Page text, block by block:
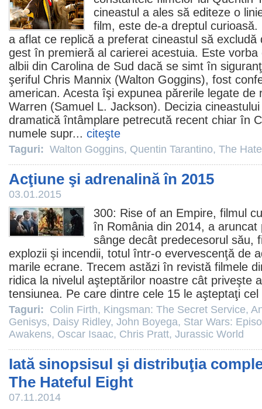
cineastul a ales să editeze o
film, este de-a dreptul curioasă.
a aflat ce replică a preferat cineastul să
gest în premieră al carierei acestuia. Este vorba
albii din Carolina de Sud dacă se simt în
şeriful Chris Mannix (Walton Goggins), fost
american. Acesta îşi expunea părerile legate de
Warren (Samuel L. Jackson). Decizia
dramatică întâmplare petrecută recent chiar în
numele supr... citeşte
Taguri: Walton Goggins, Quentin Tarantino, The
Acţiune şi adrenalină în 2015
03.01.2015
300: Rise of an Empire, filmul
în România din 2014, a
sânge decât predecesorul său,
explozii şi incendii, totul într-o evervescenţă de
marile ecrane. Trecem astăzi în revistă filmele
ridica la nivelul aşteptărilor noastre cât priveşte
tensiunea. Pe care dintre cele 15 le aşteptaţi
Taguri: Colin Firth, Kingsman: The Secret Service,
Genisys, Daisy Ridley, John Boyega, Star Wars:
Awakens, Oscar Isaac, Chris Pratt, Jurassic World
Iată sinopsisul şi distribuţia
The Hateful Eight
07.11.2014